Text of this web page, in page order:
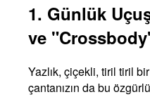
1. Günlük
ve
Yazlık, çiçekli, tiril tiril
çantanızın da bu